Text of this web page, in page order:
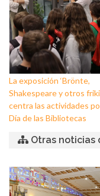
La exposición ‘Brönte,
Shakespeare y otros
centra las actividades
Día de las Bibliotecas
Otras noticias